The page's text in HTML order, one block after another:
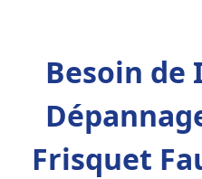
Besoin
Frisquet